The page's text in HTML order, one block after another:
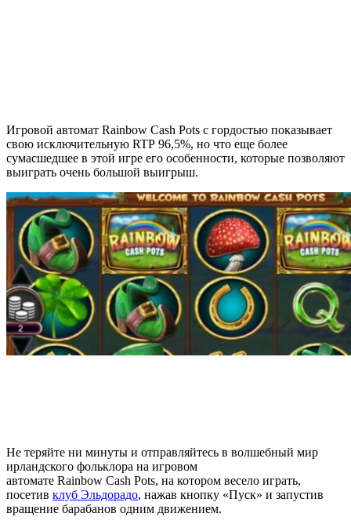
Игровой автомат Rainbow Cash Pots с гордостью показывает
свою исключительную RTP 96,5%, но что еще более
сумасшедшее в этой игре его особенности, которые позволяют
выиграть очень большой выигрыш.
Не теряйте ни минуты и отправляйтесь в волшебный мир
ирландского фольклора на игровом
автомате Rainbow Cash Pots, на котором весело играть,
посетив клуб Эльдорадо, нажав кнопку «Пуск» и запустив
вращение барабанов одним движением.